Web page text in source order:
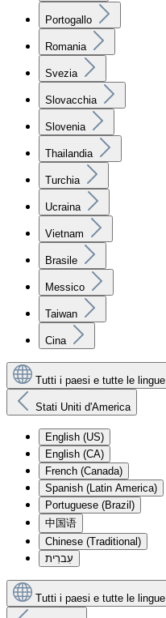
Portogallo
Romania
Svezia
Slovacchia
Slovenia
Thailandia
Turchia
Ucraina
Vietnam
Brasile
Messico
Taiwan
Cina
Tutti i paesi e tutte le lingue
Stati Uniti d'America
English (US)
English (CA)
French (Canada)
Spanish (Latin America)
Portuguese (Brazil)
中国语
Chinese (Traditional)
עִברִית
Tutti i paesi e tutte le lingue